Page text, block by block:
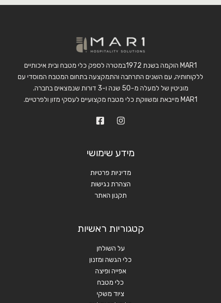
MAR1 הוקמה בשנת 1972במטרה לספק כלי מטבח ובית איכותיים
ללקוחותיה, עם השנים התרחבה והתמקצעה בתחום המטבח המוסדי עם
מוניטין של למעלה מ-50 שנה ו-3 דורות שנמצאים בחברה.
MAR1 מייבאת ומשווקת כלי מטבח מקצועיים לעסקי מזון ולפרטיים.
מידע שימושי
מדיניות פרטיות
הצהרת נגישות
תקנון האתר
קטגוריות ראשיות
על השולחן
כלי הגשה ומזנון
אפייה ופיצה
כלי מטבח
ציוד משקי